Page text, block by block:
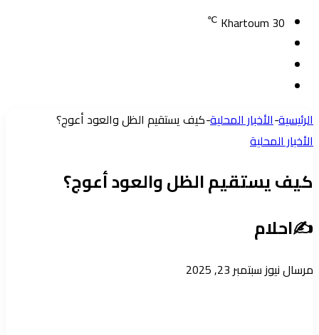
Khartoum 30
℃
جانبيالرئيسية-الأخبار المحلية-كيف يستقيم الظل والعود أعوج؟
الأخبار المحلية
كيف يستقيم الظل والعود أعوج؟
✍️احلام
مرسال نيوزأرسل
سبتمبر 23, 2025